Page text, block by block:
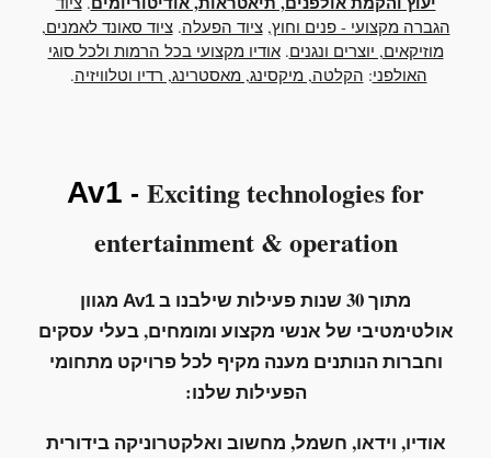
הגברה מקצועי - פנים וחוץ,ציוד הפעלה.ציוד סאונד לאמנים,
מוזיקאים, יוצרים ונגנים.אודיו מקצועי בכל הרמות ולכל סוגי
האולפני: הקלטה, מיקסינג, מאסטרינג, רדיו וטלוויזיה.
Av1 - Exciting technologies for
entertainment & operation
מתוך 30 שנות פעילות שילבנו ב Av1 מגוון
אולטימטיבי של אנשי מקצוע ומומחים, בעלי עסקים
וחברות הנותנים מענה מקיף לכל פרויקט מתחומי
הפעילות שלנו:
אודיו, וידאו, חשמל, מחשוב ואלקטרוניקה בידורית